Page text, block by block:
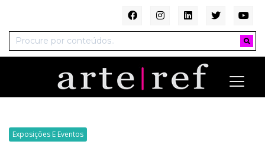
Exposições E Eventos